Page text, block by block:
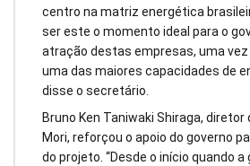
centro na matriz energética
ser este o momento ideal para o
atração destas empresas, uma
uma das maiores capacidades de
disse o secretário.
Bruno Ken Taniwaki Shiraga,
Mori, reforçou o apoio do governo
do projeto. “Desde o início quando